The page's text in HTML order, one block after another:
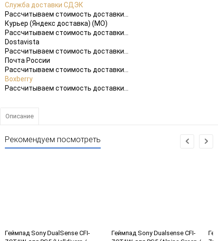
Служба доставки СДЭК
Рассчитываем стоимость доставки...
Курьер (Яндекс доставка) (МО)
Рассчитываем стоимость доставки...
Dostavista
Рассчитываем стоимость доставки...
Почта России
Рассчитываем стоимость доставки...
Boxberry
Рассчитываем стоимость доставки...
Описание
Рекомендуем посмотреть
Геймпад Sony DualSense CFI-
Геймпад Sony Dualsense CFI-